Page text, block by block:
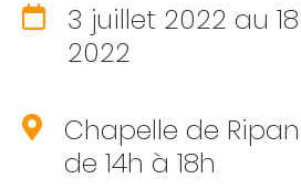
3 juillet 2022 au
2022
Chapelle de Ripan
de 14h à 18h